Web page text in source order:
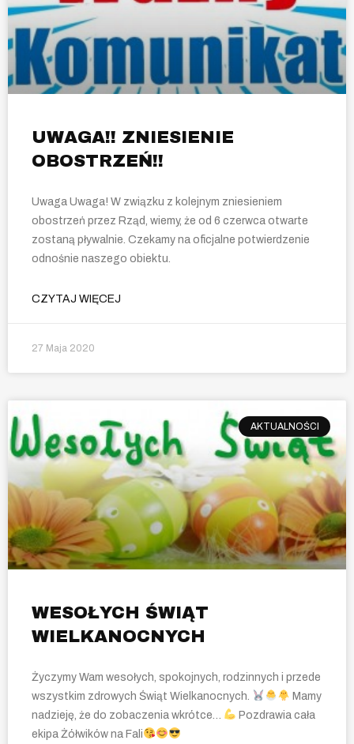
UWAGA!! ZNIESIENIE
OBOSTRZEŃ!!
Uwaga Uwaga! W związku z kolejnym zniesieniem
obostrzeń przez Rząd, wiemy, że od 6 czerwca otwarte
zostaną pływalnie. Czekamy na oficjalne potwierdzenie
odnośnie naszego obiektu.
CZYTAJ WIĘCEJ
27 Maja 2020
AKTUALNOŚCI
WESOŁYCH ŚWIĄT
WIELKANOCNYCH
Życzymy Wam wesołych, spokojnych, rodzinnych i przede
wszystkim zdrowych Świąt Wielkanocnych.
Mamy
nadzieję, że do zobaczenia wkrótce…
Pozdrawia cała
ekipa Żółwików na Fali